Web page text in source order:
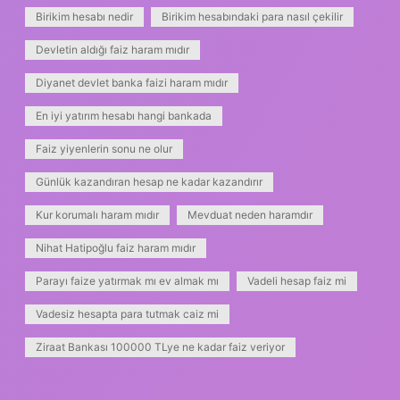
Birikim hesabı nedir Birikim hesabındaki para nasıl çekilir
Devletin aldığı faiz haram mıdır
Diyanet devlet banka faizi haram mıdır
En iyi yatırım hesabı hangi bankada
Faiz yiyenlerin sonu ne olur
Günlük kazandıran hesap ne kadar kazandırır
Kur korumalı haram mıdır Mevduat neden haramdır
Nihat Hatipoğlu faiz haram mıdır
Parayı faize yatırmak mı ev almak mı Vadeli hesap faiz mi
Vadesiz hesapta para tutmak caiz mi
Ziraat Bankası 100000 TLye ne kadar faiz veriyor